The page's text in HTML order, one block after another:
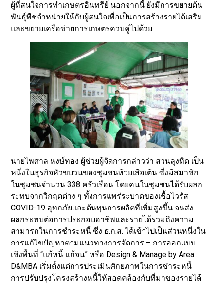
ผู้ที่สนใจการทำเกษตรอินทรีย์ นอกจากนี้ ยังมีการขยายต้น
พันธุ์พืชจำหน่ายให้กับผู้สนใจเพื่อเป็นการสร้างรายได้เสริม
และขยายเครือข่ายการเกษตรควบคู่ไปด้วย
นายไพศาล หงษ์ทอง ผู้ช่วยผู้จัดการกล่าวว่า สวนลุงทิด เป็น
หนึ่งในธุรกิจหัวขบวนของชุมชนห้วยเสือเต้น ซึ่งมีสมาชิก
ในชุมชนจำนวน 338 ครัวเรือน โดยคนในชุมชนได้รับผลก
ระทบจากวิกฤตต่าง ๆ ทั้งการแพร่ระบาดของเชื้อไวรัส
COVID-19 อุทกภัยและต้นทุนการผลิตที่เพิ่มสูงขึ้น จนส่ง
ผลกระทบต่อการประกอบอาชีพและรายได้รวมถึงความ
สามารถในการชำระหนี้ ซึ่ง ธ.ก.ส. ได้เข้าไปเป็นส่วนหนึ่งใน
การแก้ไขปัญหาตามแนวทางการจัดการ – การออกแบบ
เชิงพื้นที่ “แก้หนี้ แก้จน” หรือ Design & Manage by Area :
D&MBA เริ่มตั้งแต่การประเมินศักยภาพในการชำระหนี้
การปรับปรุงโครงสร้างหนี้ให้สอดคล้องกับที่มาของรายได้